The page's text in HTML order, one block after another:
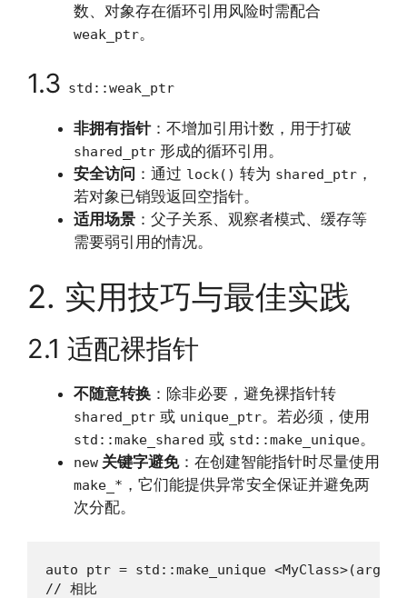
数、对象存在循环引用风险时需配合
weak_ptr。
1.3 std::weak_ptr
非拥有指针：不增加引用计数，用于打破
shared_ptr 形成的循环引用。
安全访问 ：通过 lock() 转为 shared_ptr ，
若对象已销毁返回空指针。
适用场景 ：父子关系、观察者模式、缓存等
需要弱引用的情况。
2. 实用技巧与最佳实践
2.1 适配裸指针
不随意转换 ：除非必要，避免裸指针转
shared_ptr 或 unique_ptr。若必须，使用
std::make_shared 或 std::make_unique。
new 关键字避免：在创建智能指针时尽量使用
make_* ，它们能提供异常安全保证并避免两
次分配。
auto ptr = std::make_unique
// 相比